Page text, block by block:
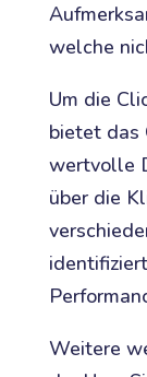
welche
Um die
bietet das
wertvolle
über die
Weitere